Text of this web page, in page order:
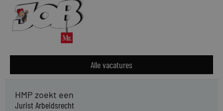
Alle vacatures
HMP zoekt een
Jurist Arbeidsrecht